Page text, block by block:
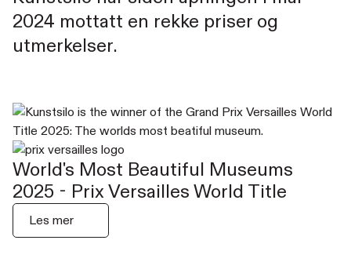
2024 mottatt en rekke priser og
utmerkelser.
World's Most Beautiful Museums
2025 - Prix Versailles World Title
Les mer